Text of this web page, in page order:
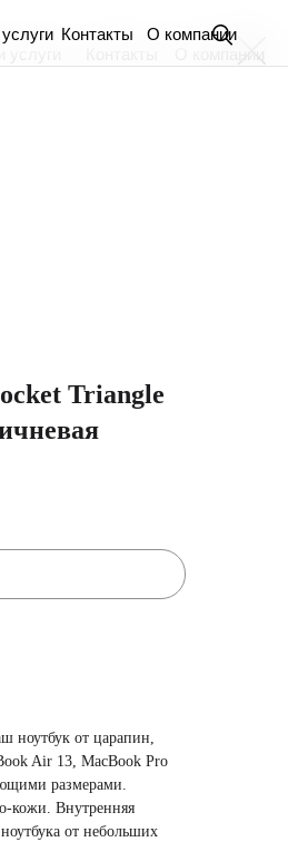
Контакты О компании
Triangle
ноутбук от царапин,
Air 13, MacBook Pro
размерами.
кожи. Внутренняя
от небольших